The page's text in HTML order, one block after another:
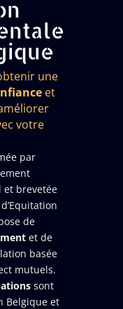
une
et
votre
par
et brevetée
de
et de
basée
mutuels.
sont
Belgique et